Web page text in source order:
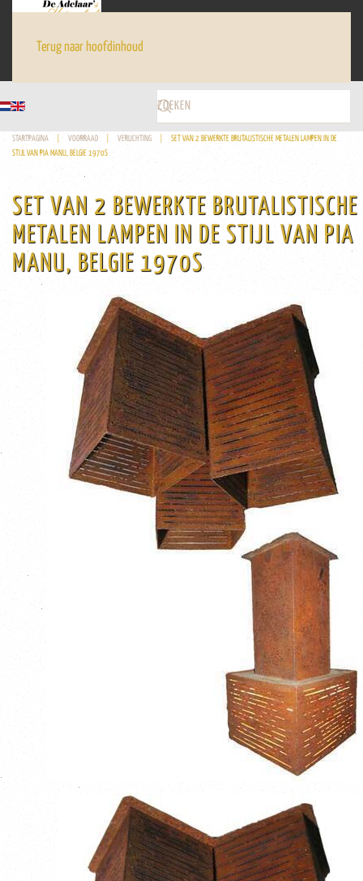
Terug naar hoofdinhoud
STARTPAGINA VOORRAAD VERLICHTING
SET VAN 2 BEWERKTE BRUTALISTISCHE METALEN LAMPEN IN DE
STIJL VAN PIA MANU, BELGIE 1970S
SET VAN 2 BEWERKTE BRUTALISTISCHE
METALEN LAMPEN IN DE STIJL VAN PIA
MANU, BELGIE 1970S